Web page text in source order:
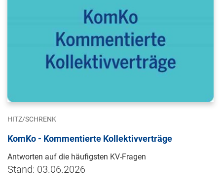
HITZ/SCHRENK
KomKo - Kommentierte Kollektivverträge
Antworten auf die häufigsten KV-Fragen
Stand: 03.06.2026